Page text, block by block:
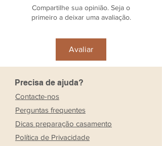
Compartilhe sua opinião. Seja o
primeiro a deixar uma avaliação.
Avaliar
Precisa de ajuda?
Contacte-nos
Perguntas frequentes
Dicas preparação casamento
Política de Privacidade